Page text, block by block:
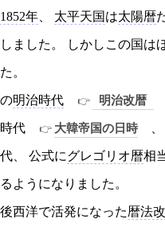
年 太平天国は太陽暦
ました。 しかしこの国は
。
の明治時代 明治改暦
時代 大韓帝国の日時
、 公式にグレゴリオ暦相
ようになりました。
西洋で活発になった暦法